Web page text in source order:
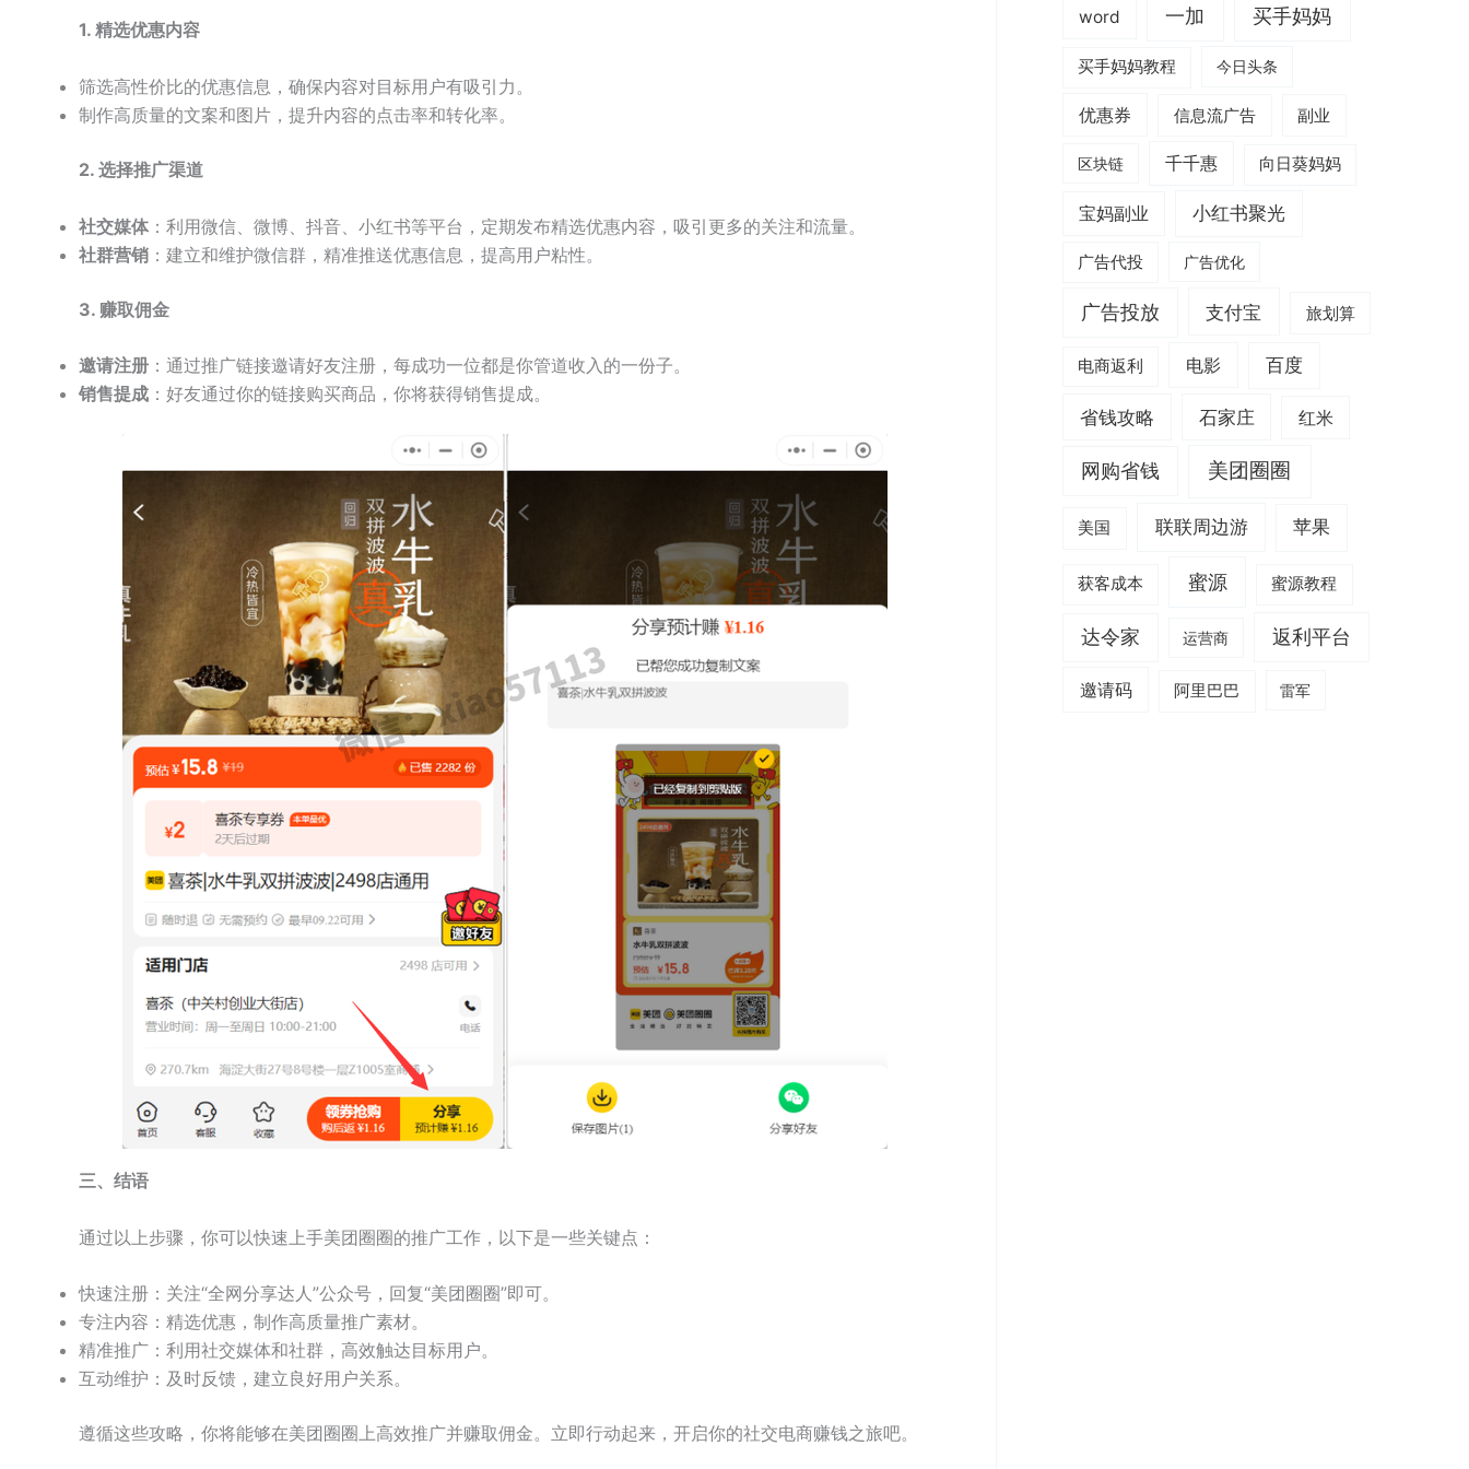
1. 精选优惠内容
筛选高性价比的优惠信息，确保内容对目标用户有吸引力。
制作高质量的文案和图片，提升内容的点击率和转化率。
2. 选择推广渠道
社交媒体：利用微信、微博、抖音、小红书等平台，定期发布精选优惠内容，吸引更多的关注和流量。
社群营销 ：建立和维护微信群，精准推送优惠信息，提高用户粘性。
3. 赚取佣金
邀请注册 ：通过推广链接邀请好友注册，每成功一位都是你管道收入的一份子。
销售提成 ：好友通过你的链接购买商品，你将获得销售提成。
三、结语
通过以上步骤，你可以快速上手美团圈圈的推广工作，以下是一些关键点：
快速注册：关注“全网分享达人”公众号，回复“美团圈圈”即可。
专注内容：精选优惠，制作高质量推广素材。
精准推广：利用社交媒体和社群，高效触达目标用户。
互动维护：及时反馈，建立良好用户关系。
遵循这些攻略，你将能够在美团圈圈上高效推广并赚取佣金。立即行动起来，开启你的社交电商赚钱之旅吧。
word 一加 买手妈妈
买手妈妈教程 今日头条
优惠券 信息流广告 副业
区块链 千千惠 向日葵妈妈
宝妈副业 小红书聚光
广告代投 广告优化
广告投放 支付宝 旅划算
电商返利 电影 百度
省钱攻略 石家庄 红米
网购省钱 美团圈圈
美国 联联周边游 苹果
获客成本 蜜源 蜜源教程
达令家 运营商 返利平台
邀请码 阿里巴巴 雷军